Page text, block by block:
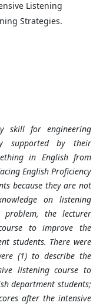
Listening
Strategies.
skill for engineering
supported by their
in English from
English Proficiency
because they are not
on listening
problem, the lecturer
to improve the
students. There were
(1) to describe the
listening course to
department students;
after the intensive